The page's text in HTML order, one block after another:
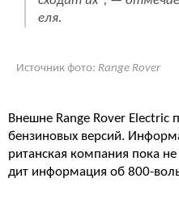
еля.
Источник фото: Range Rover
Внешне Range Rover Electric
бензиновых версий.
ританская компания пока
дит информация об 800-